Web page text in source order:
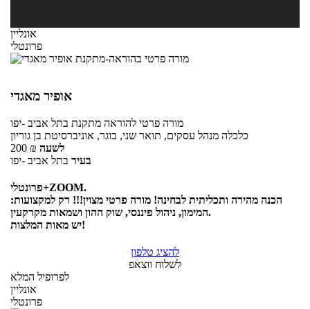
אונליין
פרונטלי
אופיר מאגדי
מורה פרטי להוראה מתקנת בתל אביב -יפו
כלכלה מנהל עסקים, תואר שני, בוגר, אוניברסיטת בן גוריון
200 ₪ לשעה
בעיר בתל אביב -יפו
פרונטלי+ZOOM.
הכנה מהירה ותכליתית לבחינה! מורה פרטי מצוין!!! רק למקצועות:
המימון, ניהול פיננסי, שוק ההון ושמאות מקרקעין.
יש מאות המלצות!
להציג טלפון
לשלוח ווצאפ
לפרופיל המלא
אונליין
פרונטלי